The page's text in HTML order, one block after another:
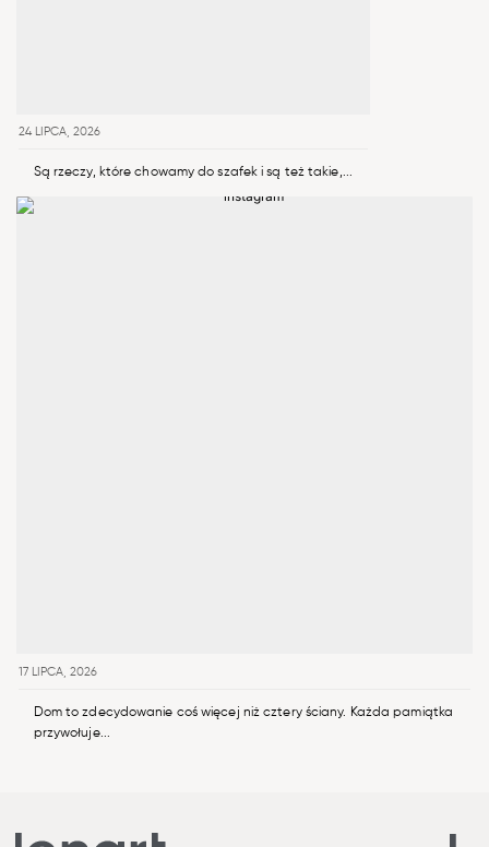
24 LIPCA, 2026
Są rzeczy, które chowamy do szafek i są też takie,...
17 LIPCA, 2026
Dom to zdecydowanie coś więcej niż cztery ściany. Każda pamiątka
przywołuje...